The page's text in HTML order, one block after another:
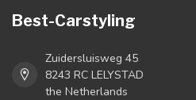
Best-Carstyling
Zuidersluisweg 45
8243 RC LELYSTAD
the Netherlands